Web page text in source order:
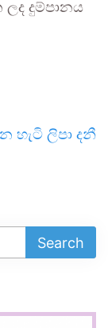
ලද දුම්පානය
හැටි ලිපා දනී